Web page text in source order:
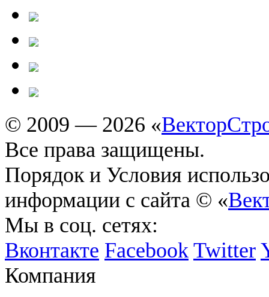
© 2009 — 2026 «
Все права защищены.
Порядок и Условия
информации с сайта © «
Мы в соц. сетях:
Вконтакте Facebook Twitter
Компания